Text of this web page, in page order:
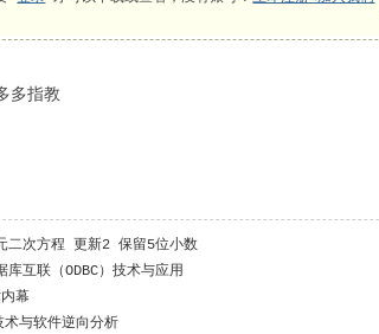
多指教
二次方程 更新2 保留5位小数
库互联（ODBC）技术与应用
内幕
术与软件逆向分析